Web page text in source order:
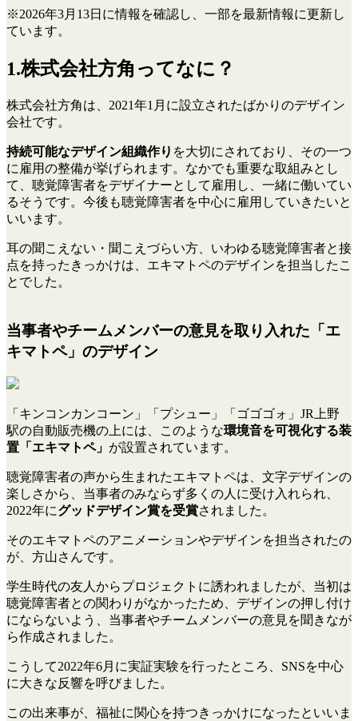
※2026年3月13日に情報を確認し、一部を最新情報に更新し
ています。
1.株式会社方角ってなに？
株式会社方角は、2021年1月に設立されたばかりのデザイン
会社です。
持続可能なデザイン組織作り を大切にされており、その一つ
に雇用の整備が挙げられます。なかでも重要な取組みとし
て、聴覚障害者をデザイナーとして雇用し、一緒に働いてい
るそうです。今後も聴覚障害者を中心に雇用していきたいと
いいます。
耳の聞こえない・聞こえづらい方、いわゆる聴覚障害者と接
点を持ったきっかけは、エキマトペのデザインを担当したこ
とでした。
当事者やチームメンバーの意見を取り入れた「エ
キマトペ」のデザイン
「キンコンカンコーン」「プシュー」「ゴゴゴォ」JR上野
駅の自動販売機の上には、このような環境音を可視化する装
置「エキマトペ」 が設置されています。
聴覚障害者の声から生まれたエキマトペは、文字デザインの
楽しさから、当事者のみならず多くの人に受け入れられ、
2022年にグッドデザイン賞を受賞されました。
そのエキマトペのアニメーションやデザインを担当されたの
が、方山さんです。
学生時代の友人からプロジェクトに誘われましたが、当初は
聴覚障害者との関わりがなかったため、デザインの押し付け
にならないよう、当事者やチームメンバーの意見を聞きなが
ら作成されました。
こうして2022年6月に実証実験を行ったところ、SNSを中心
に大きな反響を呼びました。
この出来事が、福祉に関心を持つきっかけになったといいま